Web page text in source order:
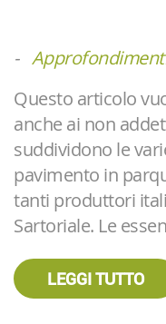
-
Questo articolo
anche ai non
suddividono le
pavimento in
tanti produttori
Sartoriale. Le
LEGGI TUTTO